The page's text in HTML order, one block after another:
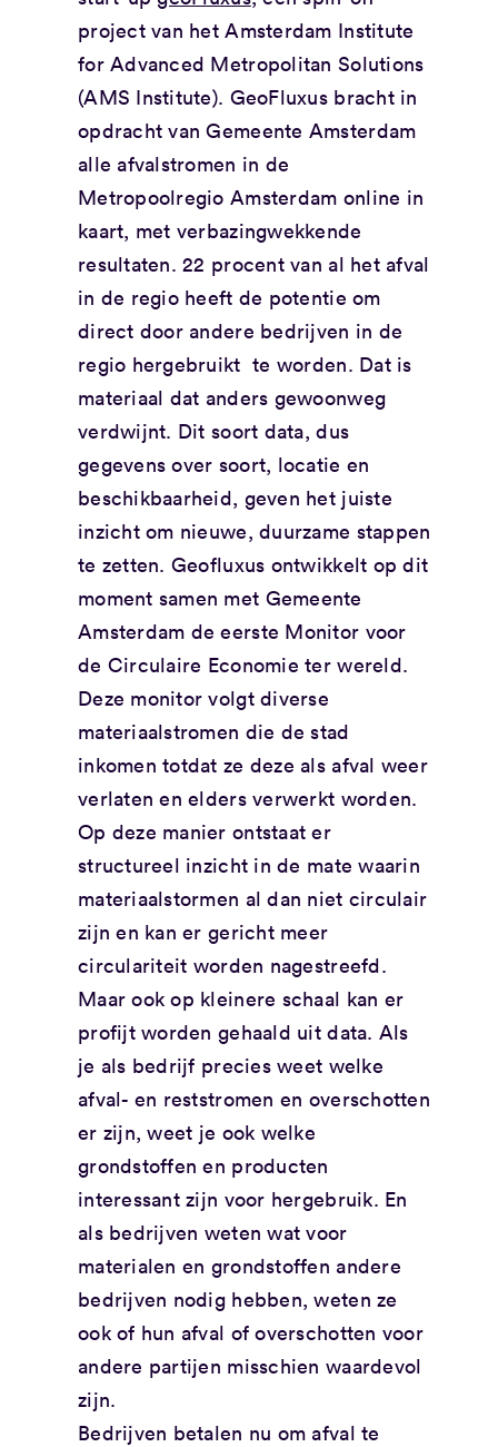
project van het Amsterdam Institute
for Advanced Metropolitan Solutions
(AMS Institute). GeoFluxus bracht in
opdracht van Gemeente Amsterdam
alle afvalstromen in de
Metropoolregio Amsterdam online in
kaart, met verbazingwekkende
resultaten. 22 procent van al het afval
in de regio heeft de potentie om
direct door andere bedrijven in de
regio hergebruikt te worden. Dat is
materiaal dat anders gewoonweg
verdwijnt. Dit soort data, dus
gegevens over soort, locatie en
beschikbaarheid, geven het juiste
inzicht om nieuwe, duurzame stappen
te zetten. Geofluxus ontwikkelt op dit
moment samen met Gemeente
Amsterdam de eerste Monitor voor
de Circulaire Economie ter wereld.
Deze monitor volgt diverse
materiaalstromen die de stad
inkomen totdat ze deze als afval weer
verlaten en elders verwerkt worden.
Op deze manier ontstaat er
structureel inzicht in de mate waarin
materiaalstormen al dan niet circulair
zijn en kan er gericht meer
circulariteit worden nagestreefd.
Maar ook op kleinere schaal kan er
profijt worden gehaald uit data. Als
je als bedrijf precies weet welke
afval- en reststromen en overschotten
er zijn, weet je ook welke
grondstoffen en producten
interessant zijn voor hergebruik. En
als bedrijven weten wat voor
materialen en grondstoffen andere
bedrijven nodig hebben, weten ze
ook of hun afval of overschotten voor
andere partijen misschien waardevol
zijn.
Bedrijven betalen nu om afval te